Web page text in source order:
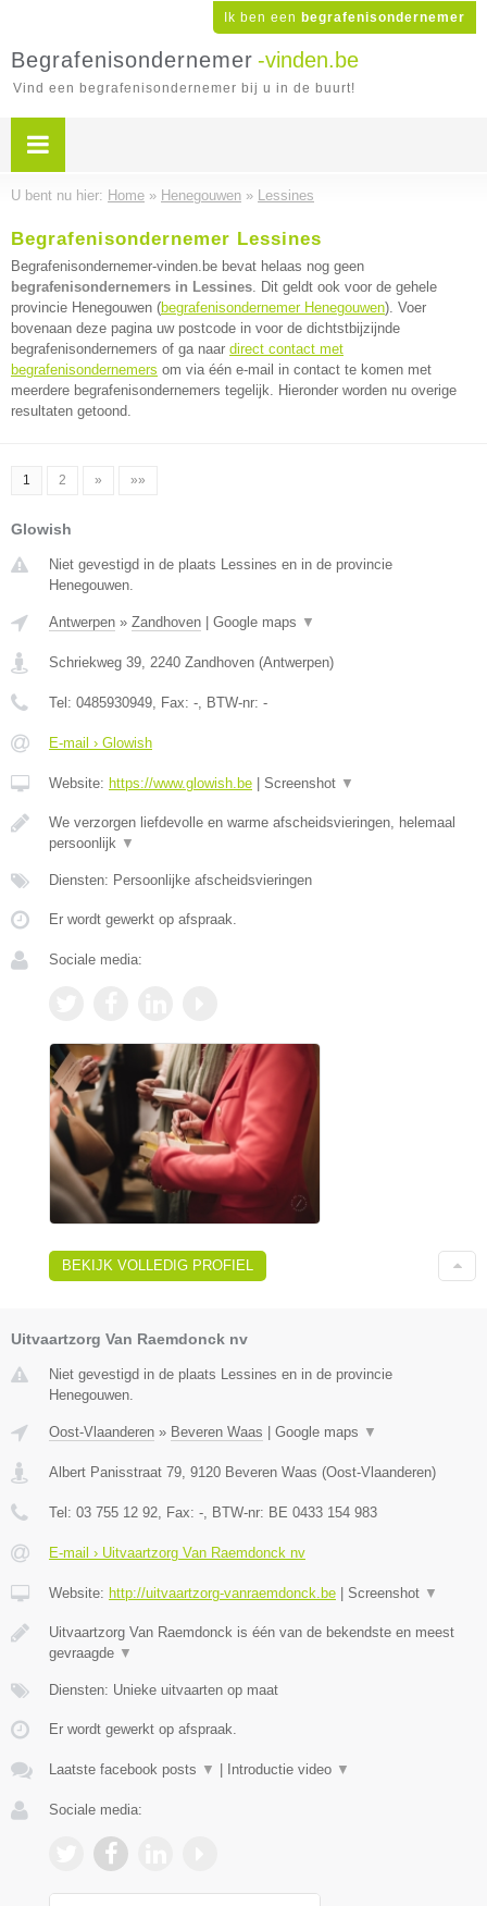
Ik ben een begrafenisondernemer
Begrafenisondernemer -vinden.be
Vind een begrafenisondernemer bij u in de buurt!
U bent nu hier: Home » Henegouwen » Lessines
Begrafenisondernemer Lessines
Begrafenisondernemer-vinden.be bevat helaas nog geen
begrafenisondernemers in Lessines. Dit geldt ook voor de gehele
provincie Henegouwen (begrafenisondernemer Henegouwen). Voer
bovenaan deze pagina uw postcode in voor de dichtstbijzijnde
begrafenisondernemers of ga naar direct contact met
begrafenisondernemers om via één e-mail in contact te komen met
meerdere begrafenisondernemers tegelijk. Hieronder worden nu overige
resultaten getoond.
1 2 » »»
Glowish
Niet gevestigd in de plaats Lessines en in de provincie
Henegouwen.
Antwerpen » Zandhoven Google maps ▼
Schriekweg 39, 2240 Zandhoven (Antwerpen)
Tel: 0485930949, Fax: -, BTW-nr: -
E-mail › Glowish
Website: https://www.glowish.be Screenshot ▼
We verzorgen liefdevolle en warme afscheidsvieringen, helemaal
persoonlijk ▼
Diensten: Persoonlijke afscheidsvieringen
Er wordt gewerkt op afspraak.
Sociale media:
BEKIJK VOLLEDIG PROFIEL
Uitvaartzorg Van Raemdonck nv
Niet gevestigd in de plaats Lessines en in de provincie
Henegouwen.
Oost-Vlaanderen » Beveren Waas | Google maps ▼
Albert Panisstraat 79 9120 Beveren Waas (Oost-Vlaanderen)
Tel: 03 755 12 92 , Fax: - , BTW-nr: BE 0433 154 983
E-mail › Uitvaartzorg Van Raemdonck nv
Website: http://uitvaartzorg-vanraemdonck.be | Screenshot ▼
Uitvaartzorg Van Raemdonck is één van de bekendste en meest
gevraagde ▼
Diensten: Unieke uitvaarten op maat
Er wordt gewerkt op afspraak.
Laatste facebook posts ▼ | Introductie video ▼
Sociale media: